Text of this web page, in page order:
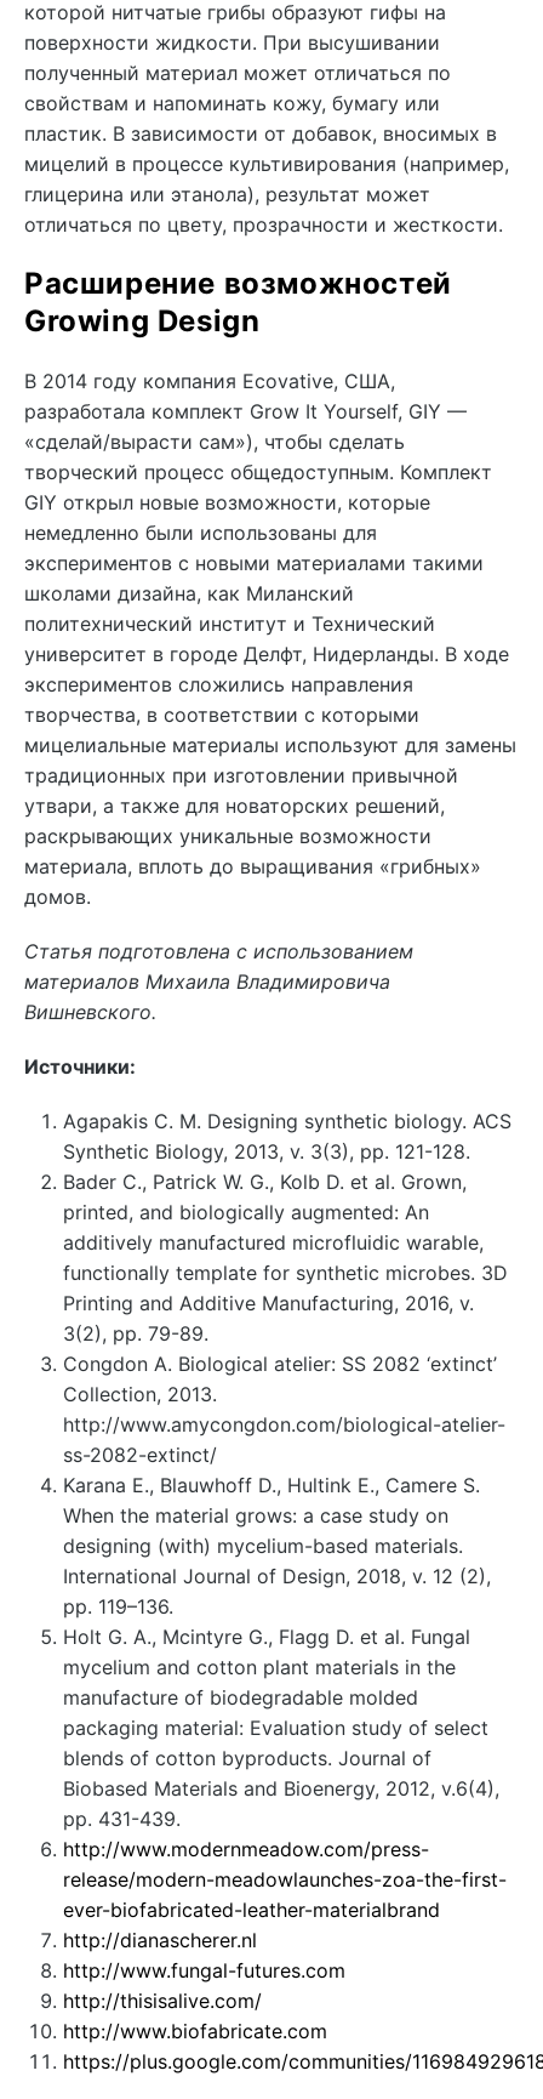
которой нитчатые грибы образуют гифы на
поверхности жидкости. При высушивании
полученный материал может отличаться по
свойствам и напоминать кожу, бумагу или
пластик. В зависимости от добавок, вносимых в
мицелий в процессе культивирования (например,
глицерина или этанола), результат может
отличаться по цвету, прозрачности и жесткости.
Расширение возможностей
Growing Design
В 2014 году компания Ecovative, США,
разработала комплект Grow It Yourself, GIY —
«сделай/вырасти сам»), чтобы сделать
творческий процесс общедоступным. Комплект
GIY открыл новые возможности, которые
немедленно были использованы для
экспериментов с новыми материалами такими
школами дизайна, как Миланский
политехнический институт и Технический
университет в городе Делфт, Нидерланды. В ходе
экспериментов сложились направления
творчества, в соответствии с которыми
мицелиальные материалы используют для замены
традиционных при изготовлении привычной
утвари, а также для новаторских решений,
раскрывающих уникальные возможности
материала, вплоть до выращивания «грибных»
домов.
Статья подготовлена с использованием
материалов Михаила Владимировича
Вишневского.
Источники:
Agapakis C. M. Designing synthetic biology. ACS
Synthetic Biology, 2013, v. 3(3), pp. 121-128.
Bader C., Patrick W. G., Kolb D. et al. Grown,
printed, and biologically augmented: An
additively manufactured microfluidic warable,
functionally template for synthetic microbes. 3D
Printing and Additive Manufacturing, 2016, v.
3(2), pp. 79-89.
Congdon A. Biological atelier: SS 2082 ‘extinct’
Collection, 2013.
http://www.amycongdon.com/biological-atelier-
ss-2082-extinct/
Karana E., Blauwhoff D., Hultink E., Camere S.
When the material grows: a case study on
designing (with) mycelium-based materials.
International Journal of Design, 2018, v. 12 (2),
pp. 119–136.
Holt G. A., Mcintyre G., Flagg D. et al. Fungal
mycelium and cotton plant materials in the
manufacture of biodegradable molded
packaging material: Evaluation study of select
blends of cotton byproducts. Journal of
Biobased Materials and Bioenergy, 2012, v.6(4),
pp. 431-439.
http://www.modernmeadow.com/press-
release/modern-meadowlaunches-zoa-the-first-
ever-biofabricated-leather-materialbrand
http://dianascherer.nl
http://www.fungal-futures.com
http://thisisalive.com/
http://www.biofabricate.com
https://plus.google.com/communities/